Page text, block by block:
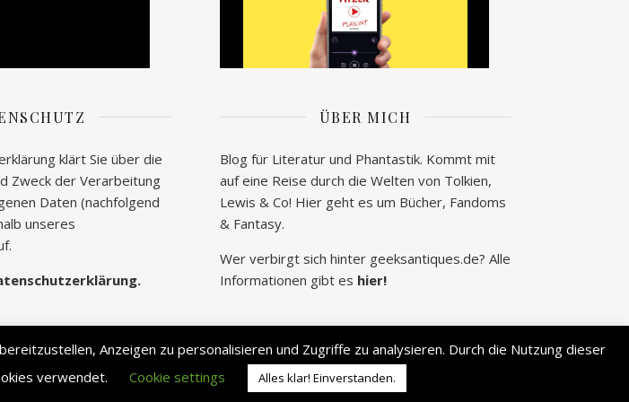
klärt Sie über die
Zweck der Verarbeitung
Daten (nachfolgend
unseres
ÜBER MICH
Blog für Literatur und Phantastik. Kommt mit
auf eine Reise durch die Welten von Tolkien,
Lewis & Co! Hier geht es um Bücher, Fandoms
& Fantasy.
Wer verbirgt sich hinter geeksantiques.de? Alle
Informationen gibt es hier!
2026 © geek's Antiques by Lisa Carina Immel
Anzeigen zu personalisieren und Zugriffe zu analysieren. Durch die Nutzung dieser
verwendet.
Cookie settings Alles klar! Einverstanden.